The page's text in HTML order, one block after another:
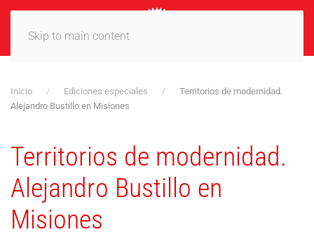
Skip to main content
Inicio Ediciones especiales
Territorios de modernidad.
Alejandro Bustillo en Misiones
Territorios de modernidad.
Alejandro Bustillo en
Misiones